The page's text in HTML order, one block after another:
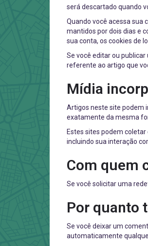
será descartado quando
Quando você acessa sua
mantidos por dois dias e
sua conta, os cookies de
Se você editar ou
referente ao artigo que
Mídia
Artigos neste site podem
exatamente da mesma
Estes sites podem
incluindo sua interação
Com quem
Se você solicitar uma
Por quanto
Se você deixar um
automaticamente